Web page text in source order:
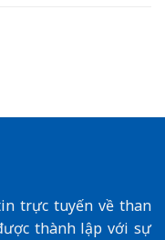
trực tuyến về than
thành lập với sự